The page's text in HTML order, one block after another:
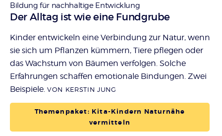
Bildung für nachhaltige Entwicklung
:
Der Alltag ist wie eine Fundgrube
Kinder entwickeln eine Verbindung zur Natur, wenn
sie sich um Pflanzen kümmern, Tiere pflegen oder
das Wachstum von Bäumen verfolgen. Solche
Erfahrungen schaffen emotionale Bindungen. Zwei
Beispiele. VON KERSTIN JUNG
Themenpaket: Kita-Kindern Naturnähe
vermitteln